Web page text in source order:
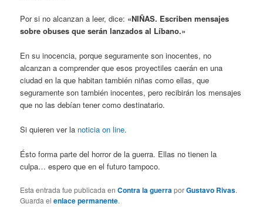
Por si no alcanzan a leer, dice: «NIÑAS. Escriben mensajes
sobre obuses que serán lanzados al Líbano.»
En su inocencia, porque seguramente son inocentes, no
alcanzan a comprender que esos proyectiles caerán en una
ciudad en la que habitan también niñas como ellas, que
seguramente son también inocentes, pero recibirán los mensajes
que no las debían tener como destinatario.
Si quieren ver la noticia on line.
Ésto forma parte del horror de la guerra. Ellas no tienen la
culpa… espero que en el futuro tampoco.
Esta entrada fue publicada enContra la guerraporGustavo Rivas.
Guarda elenlace permanente.